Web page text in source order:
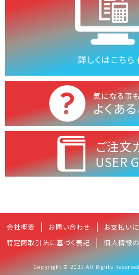
詳しくはこちら
気になる事
よくあ
ご注文
USER
会社概要 お問い合わせ
お支払い
特定商取引法に基づく表記
個人情報
Copyright © 2021 All Rights